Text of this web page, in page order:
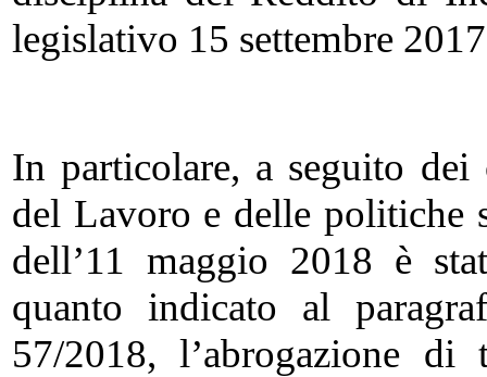
legislativo 15 settembre
In particolare, a seguito
del Lavoro e delle politiche
dell’11 maggio 2018 è
quanto indicato al
57/2018, l’abrogazione